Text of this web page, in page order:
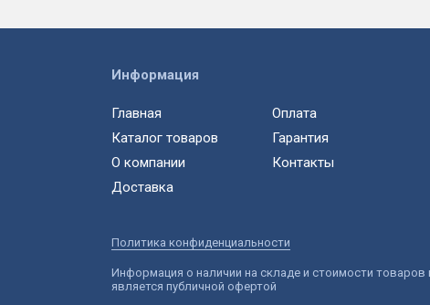
Информация
Главная
Каталог товаров
О компании
Доставка
Оплата
Гарантия
Контакты
Политика конфиденциальности
Информация о наличии на складе и стоимости
является публичной офертой